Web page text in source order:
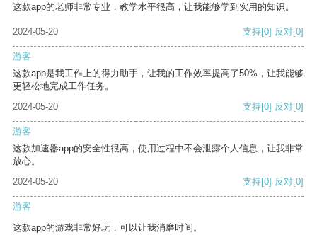
这款app的老师非常专业，教学水平很高，让我能够学到实用的知识。
2024-05-20 支持[0] 反对[0]
游客
这款app是我工作上的得力助手，让我的工作效率提高了50%，让我能够
更轻松地完成工作任务。
2024-05-20
支持[0] 反对[0]
游客
这款加速器app的安全性很高，使用过程中不会泄露个人信息，让我非常
放心。
2024-05-20
支持[0] 反对[0]
游客
这款app的游戏非常好玩，可以让我消磨时间。